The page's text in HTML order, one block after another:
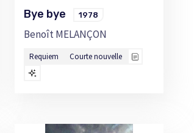
Bye bye 1978
Benoît MELANÇON
Requiem Courte nouvelle